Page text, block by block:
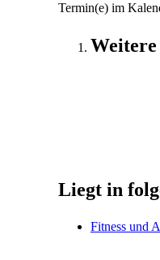
Termin(e) im
Weitere
Liegt in
Fitness und